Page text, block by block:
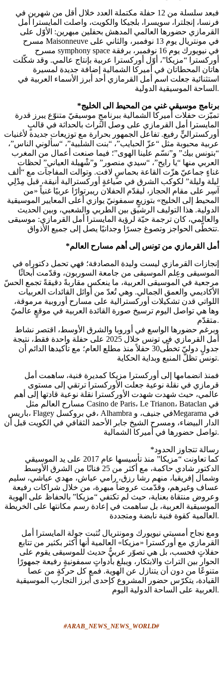
فبعد سلسلة من 12 حفلة مكتملة العدد خلال أقل من شهرين في
فرنسا، إنجلترا، سويسرا، بلجيكا والكويت، واصلت المايسترا أمل
القرمازي حضورها العالمي المدهش بحفلين مبهرين: الأوّل على
مسرح Maisonneuve في مونتريال يوم 13 نوفمبر، والثاني على
مسرح symphony space في نيويورك يوم 16 نوفمبر، برفقة
أوركسترا “مزيكا”، أوّل أوركسترا عربية بإنتاج عالمي. وقد شكّلت
هاتان المحطاتان في أميركا الشمالية إضافة جديدة لمسيرة
استثنائية جعلت اسم أمل القرمازي أحد أبرز الأسماء العربية في
الساحة الموسيقية الدولية.
*برنامج موسيقي غني من المحيط الى الخليج
تميّزت حفلات أميركا الشمالية ببرنامجٍ موسيقيّ متنوّع يبرز قدرة
المايسترا أمل القرمازي على وصل التراث بالحداثة في قالبٍ
أوركستراليٍّ رفيع. تفاعل الجمهور بحرارة مع توزيعات جديدة لأغنيات
عربية محبوبة مثل “عزّ الحبايب”، “بنت الشلبية”، “سألوني الناس”،
“بتونس بيك” و”نسّم علينا الهوى”؛ فيما صنعت أعمال من المغرب
العربي منها “يا رايح”، “سيدي منصور” و”شْهيلة العياني” لحظات
غناءٍ جماعيّ هزّت القاعة بحماسٍ لافت. وتوالت المفاجآت مع “ألف
ليلة وليلة” لكوكب الشرق في صياغةٍ أوركسترالية أنيقة، قبل مِدْلِي
آسِر على مقام الحجاز، ليقدّم الحفلان ريبرتوارًا عربيًا غنياً «من
المحيط إلى الخليج» بتوزيعٍ سمفونيّ يوازي أعلى المعايير الموسيقية
الدولية. هذا التوليف الرشيق بين الطربي والشعبي، وبين الحديث
والعالمي، كان ترجمة حيّة لرؤية المايسترا أمل القرمازي: موسيقى
تتخطّى الحواجز وتصوغ جسرًا وجدانيًا يصل إلى جميع الأذواق.
*أمل القرمازي من تونس إلى أهم مسارح العالم
إنجازات القرمازي ليست وليدة المصادفة؛ فهي تحمل دكتوراه في
الموسيقى وعِلم الموسيقى من جامعة السوربون، وقدّمت أبحاثًا
مرجعية في الموسيقى العربية، ما ينعكس مقاربةً دقيقةً تجمع الحسّ
الأكاديمي والعمق الجمالي. وهي تُعدّ من أوائل القائدات العربيات
اللواتي قدن تشكيلات أوركسترالية على مسارح أوروبية مرموقة،
وها هي تواصل اليوم ترسيخ صورة القائدة العربية في موقعٍ عالميّ
متقدّم.
وبرغم حضورها الواسع في أوروبا والشرق الأوسط، اقتصر نشاط
أمل القرمازي في تونس خلال 2025 على حفلة واحدة فقط، نتيجة
جدولٍ دوليّ تخطّى30 حفلاً منذ مطلع العام؛ مع تأكيدها الدائم أن
تونس تظلّ المنبع وبداية الحكاية.
فمنذ انضمامها إلى أوركسترا مزيكا كمديرة فنية، ساهمت أمل
قرمازي في نقلة نوعية جعلت الأوركسترا ترتقي إلى مستوى
عالمي، حيث شهدت شهدت الأوركسترا نقلة نوعية قادتها إلى أهم
مسارح العالم مثل Casino de Paris، Le Trianon، Bataclan في
باريس، Flagey في بروكسل، Alhambra في جنيف، وMegarama في
الدار البيضاء، ومسرح الشيخ جابر الأحمد الثقافي في الكويت قبل أن
تواصل حضورها في أميركا الشمالية.
*رسالة تتجاوز الحدود
كما تعاونت “مزيكا” منذ تأسيسها عام 2017 على يد الموسيقي
الدكتور شادي حاكمة، مع أكثر من 25 فنانًا من الشرق الأوسط
وشمال إفريقيا، منهم رشا رزق، رامي عياش، مهدي عياشي، سليم
عساف وغيرهم، وقدّمت عروضاً مبهرة، من خلال شراكات رفيعة
وعروض منتقاة بعناية، حيث لم تكتفي “مزيكا” بالحفاظ على الهوية
الموسيقية العربية، بل ساهمت في إعادة رسم مكانتها على الخريطة
العالمية كقوة فنية نابضة ومتجددة.
ومع نجاح أمسيتي نيويورك ومونتريال تُثبت جولة المايسترا أمل
القرمازي مع أوركسترا «مزيكا» العالمية أنها أكثر بكثير من تتابع
حفلاتٍ فحسب، بل هي تصوّر عربيٌّ حديث للموسيقى يقوم على
الحوار بين التراث والابتكار، ويبلغ بأدواتٍ سمفونيةٍ رفيعة جمهورًا
متنوعًا من دون أن يتنازل عن الهوية. فمع كل حركةٍ من عصا
القيادة، يتكرّس حضور المشروع كإحدى أبرز التجارب الموسيقية
العربية على الساحة الدولية اليوم.
#ARAB_NEWS_NEWS_WORLD#